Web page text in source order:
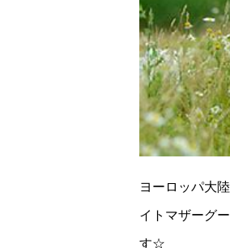
ヨーロッパ大
イトマザーグ
す☆